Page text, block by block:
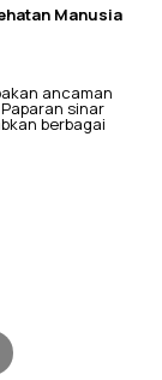
Manusia
ancaman
sinar
berbagai